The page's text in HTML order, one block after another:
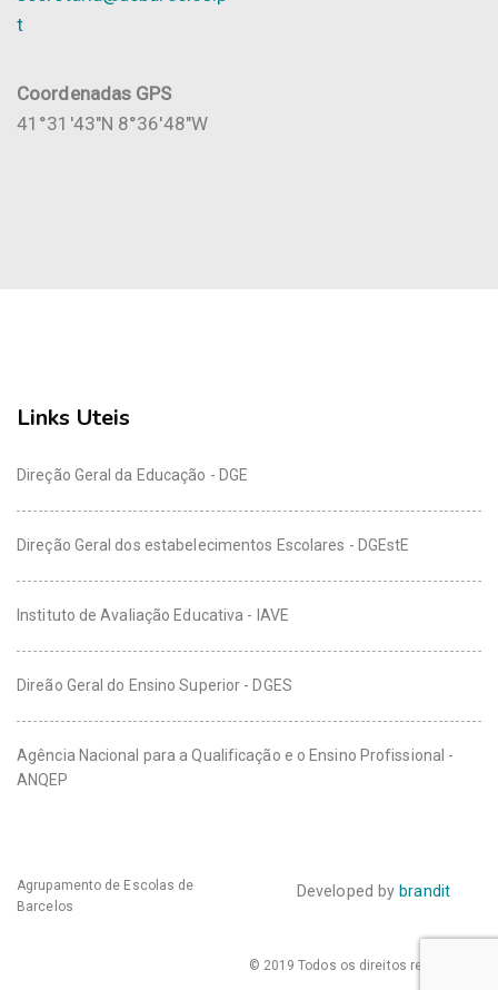
t
Coordenadas GPS
41°31'43"N 8°36'48"W
Links Uteis
Direção Geral da Educação - DGE
Direção Geral dos estabelecimentos Escolares - DGEstE
Instituto de Avaliação Educativa - IAVE
Direão Geral do Ensino Superior - DGES
Agência Nacional para a Qualificação e o Ensino Profissional -
ANQEP
Agrupamento de Escolas de
Barcelos
Developed by brandit
© 2019 Todos os direitos reservados